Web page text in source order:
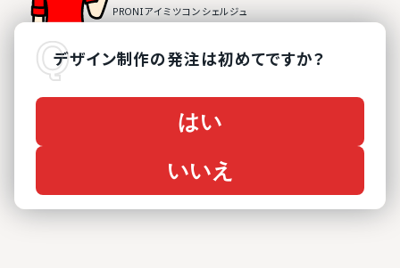
デザイン制作の発注は初めてですか？
はい
いいえ